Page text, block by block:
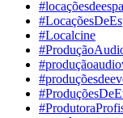
#Localcine